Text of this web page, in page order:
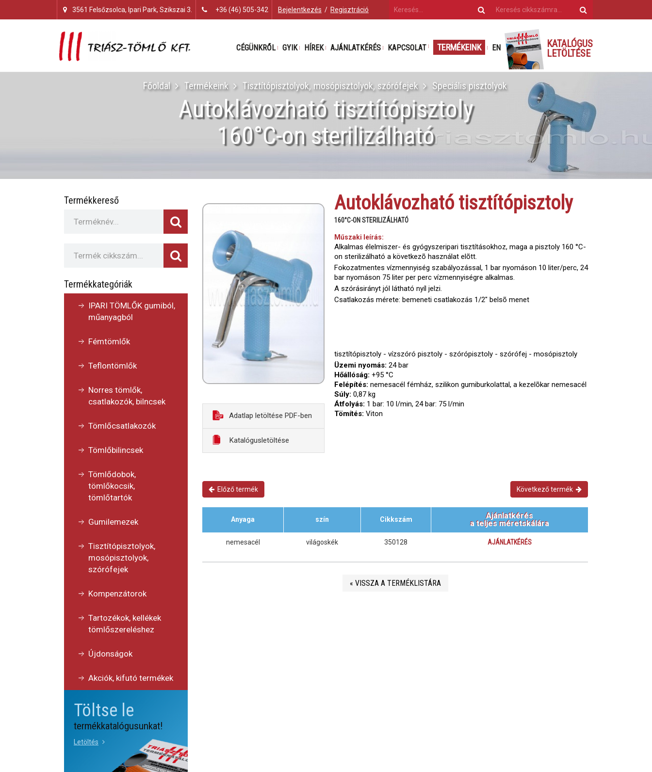
3561 Felsőzsolca, Ipari Park, Szikszai 3. +36 (46) 505-342 Bejelentkezés / Regisztráció
CÉGÜNKRŐL GYIK HÍREK AJÁNLATKÉRÉS KAPCSOLAT TERMÉKEINK EN
KATALÓGUS
LETÖLTÉSE
Főoldal Termékeink Tisztítópisztolyok, mosópisztolyok, szórófejek Speciális pisztolyok
Autoklávozható tisztítópisztoly
160°C-on sterilizálható
Termékkereső
Termékkategóriák
IPARI TÖMLŐK gumiból,
műanyagból
Fémtömlők
Teflontömlők
Norres tömlők,
csatlakozók, bilncsek
Tömlőcsatlakozók
Tömlőbilincsek
Tömlődobok,
tömlőkocsik,
tömlőtartók
Gumilemezek
Tisztítópisztolyok,
mosópisztolyok,
szórófejek
Kompenzátorok
Tartozékok, kellékek
tömlőszereléshez
Újdonságok
Akciók, kifutó termékek
Töltse le
termékkatalógusunkat!
Letöltés
Adatlap letöltése PDF-ben
Katalógusletöltése
Autoklávozható tisztítópisztoly
160°C-ON STERILIZÁLHATÓ
Műszaki leírás:
Alkalmas élelmiszer- és gyógyszeripari tisztításokhoz, maga a pisztoly 160 °C-
on sterilizálható a következõ használat elõtt.
Fokozatmentes vízmennyiség szabályozással, 1 bar nyomáson 10 liter/perc, 24
bar nyomáson 75 liter per perc vízmennyiségre alkalmas.
A szórásirányt jól látható nyíl jelzi.
Csatlakozás mérete: bemeneti csatlakozás 1/2" belsõ menet
tisztítópisztoly - vízszóró pisztoly - szórópisztoly - szórófej - mosópisztoly
Üzemi nyomás: 24 bar
Hőállóság: +95 °C
Felépítés: nemesacél fémház, szilikon gumiburkolattal, a kezelõkar nemesacél
Súly: 0,87 kg
Átfolyás: 1 bar: 10 l/min, 24 bar: 75 l/min
Tömítés: Viton
Előző termék Következő termék
Anyaga szín Cikkszám
Ajánlatkérés
a teljes méretskálára
nemesacél világoskék 350128 AJÁNLATKÉRÉS
« VISSZA A TERMÉKLISTÁRA